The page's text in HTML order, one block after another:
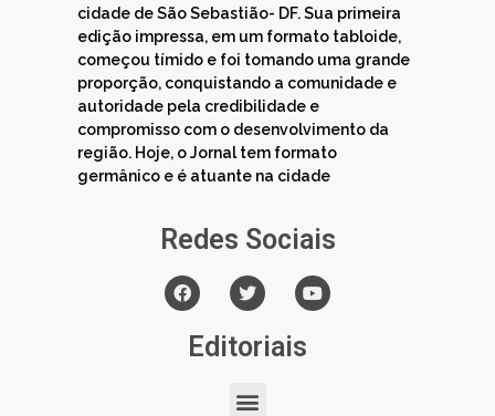
cidade de São Sebastião- DF. Sua primeira
edição impressa, em um formato tabloide,
começou tímido e foi tomando uma grande
proporção, conquistando a comunidade e
autoridade pela credibilidade e
compromisso com o desenvolvimento da
região. Hoje, o Jornal tem formato
germânico e é atuante na cidade
Redes Sociais
Editoriais